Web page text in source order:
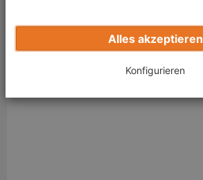
Fax: (0641) 9390-2205
E-Mail:zulassung@lkgi.de
Alles akzeptieren
Konfigurieren